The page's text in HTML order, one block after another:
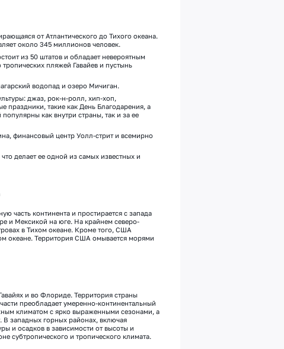
от Атлантического до Тихого океана.
около345миллионов человек.
из 50 штатов и обладаетневероятным
тропических пляжей Гавайев и пустынь
водопад и озеро Мичиган.
джаз, рок-н-ролл, хип-хоп,
такие как День Благодарения, а
как внутри страны, так и за ее
финансовый центр Уолл-стрит и всемирно
что делает ееодной из самых известных и
часть континента и простирается с запада
и Мексикой на юге. На крайнем северо-
в Тихом океане. Кроме того, США
океане. Территория США омывается морями
и во Флориде. Территория страны
преобладает умеренно-континентальный
климатом с ярко выраженными сезонами, а
В западных горных районах, включая
и осадков в зависимости от высоты и
субтропического и тропического климата.